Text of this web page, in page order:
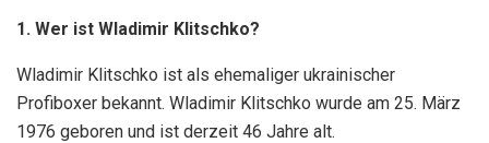
1. Wer ist Wladimir Klitschko?
Wladimir Klitschko ist als ehemaliger ukrainischer
Profiboxer bekannt. Wladimir Klitschko wurde am 25. März
1976 geboren und ist derzeit 46 Jahre alt.